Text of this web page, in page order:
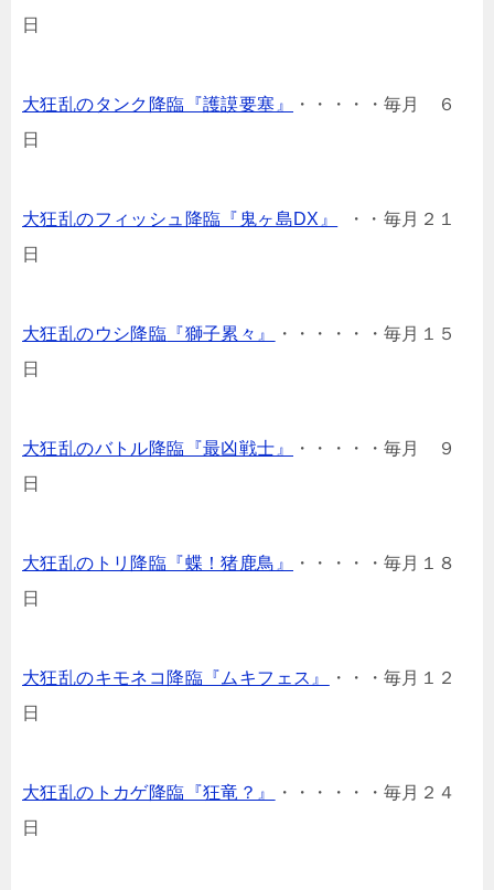
日
大狂乱のタンク降臨『護謨要塞』
・・・・・毎月 ６
日
大狂乱のフィッシュ降臨『鬼ヶ島DX』
・・毎月２１
日
大狂乱のウシ降臨 『獅子累々』
・・・・・・毎月１５
日
大狂乱のバトル降臨『最凶戦士』
・・・・・毎月 ９
日
大狂乱のトリ降臨『蝶！猪鹿鳥』
・・・・・毎月１８
日
大狂乱のキモネコ降臨『ムキフェス』
・・・毎月１２
日
大狂乱のトカゲ降臨『狂竜？』
・・・・・・毎月２４
日